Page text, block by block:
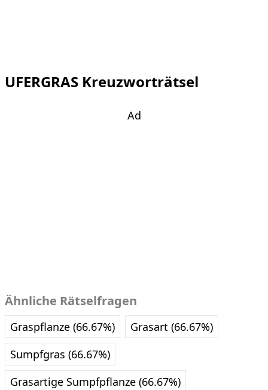
UFERGRAS Kreuzworträtsel
Ad
Ähnliche Rätselfragen
Graspflanze (66.67%)
Grasart (66.67%)
Sumpfgras (66.67%)
Grasartige Sumpfpflanze (66.67%)